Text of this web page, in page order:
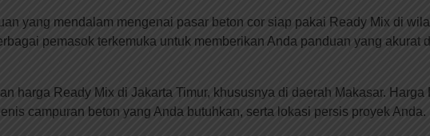
yang mendalam mengenai pasar beton cor siap pakai Ready Mix di
pemasok terkemuka untuk memberikan Anda panduan yang akurat
harga Ready Mix di Jakarta Timur, khususnya di daerah Makasar.
campuran beton yang Anda butuhkan, serta lokasi persis proyek Anda.